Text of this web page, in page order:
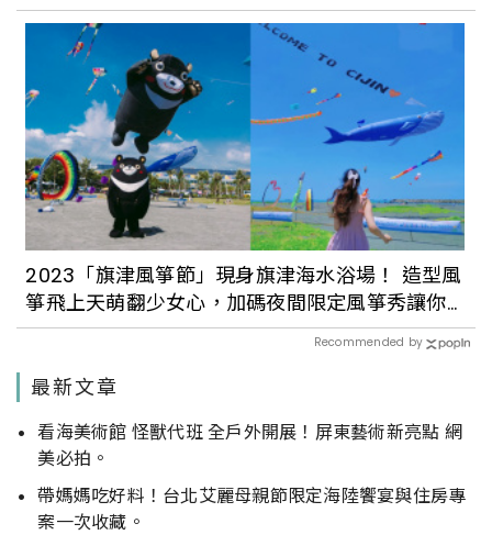
2023「旗津風箏節」現身旗津海水浴場！ 造型風
箏飛上天萌翻少女心，加碼夜間限定風箏秀讓你
從早玩到晚
Recommended by
最新文章
看海美術館 怪獸代班 全戶外開展！屏東藝術新亮點 網
美必拍。
帶媽媽吃好料！台北艾麗母親節限定海陸饗宴與住房專
案一次收藏。